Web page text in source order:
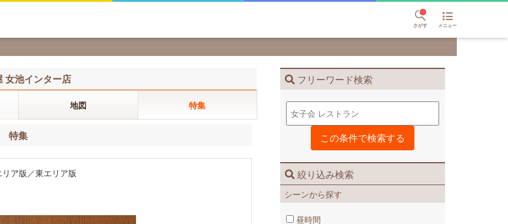
さがす メニュー
フリーワード検索
絞り込み検索
シーンから探す
昼時間
女池インター店
地図 特集
特集
ア版／東エリア版